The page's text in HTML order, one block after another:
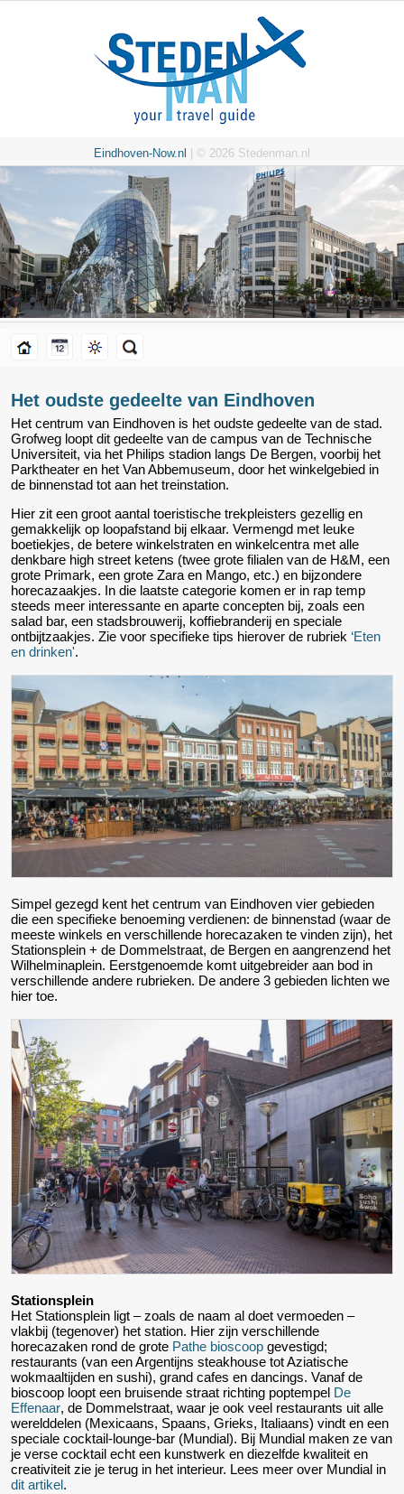
Eindhoven-Now.nl | © 2026 Stedenman.nl
Het oudste gedeelte van Eindhoven
Het centrum van Eindhoven is het oudste gedeelte van de stad.
Grofweg loopt dit gedeelte van de campus van de Technische
Universiteit, via het Philips stadion langs De Bergen, voorbij het
Parktheater en het Van Abbemuseum, door het winkelgebied in
de binnenstad tot aan het treinstation.
Hier zit een groot aantal toeristische trekpleisters gezellig en
gemakkelijk op loopafstand bij elkaar. Vermengd met leuke
boetiekjes, de betere winkelstraten en winkelcentra met alle
denkbare high street ketens (twee grote filialen van de H&M, een
grote Primark, een grote Zara en Mango, etc.) en bijzondere
horecazaakjes. In die laatste categorie komen er in rap temp
steeds meer interessante en aparte concepten bij, zoals een
salad bar, een stadsbrouwerij, koffiebranderij en speciale
ontbijtzaakjes. Zie voor specifieke tips hierover de rubriek ‘Eten
en drinken'.
Simpel gezegd kent het centrum van Eindhoven vier gebieden
die een specifieke benoeming verdienen: de binnenstad (waar de
meeste winkels en verschillende horecazaken te vinden zijn), het
Stationsplein + de Dommelstraat, de Bergen en aangrenzend het
Wilhelminaplein. Eerstgenoemde komt uitgebreider aan bod in
verschillende andere rubrieken. De andere 3 gebieden lichten we
hier toe.
Stationsplein
Het Stationsplein ligt – zoals de naam al doet vermoeden –
vlakbij (tegenover) het station. Hier zijn verschillende
horecazaken rond de grote Pathe bioscoop gevestigd;
restaurants (van een Argentijns steakhouse tot Aziatische
wokmaaltijden en sushi), grand cafes en dancings. Vanaf de
bioscoop loopt een bruisende straat richting poptempel De
Effenaar, de Dommelstraat, waar je ook veel restaurants uit alle
werelddelen (Mexicaans, Spaans, Grieks, Italiaans) vindt en een
speciale cocktail-lounge-bar (Mundial). Bij Mundial maken ze van
je verse cocktail echt een kunstwerk en diezelfde kwaliteit en
creativiteit zie je terug in het interieur. Lees meer over Mundial in
dit artikel.